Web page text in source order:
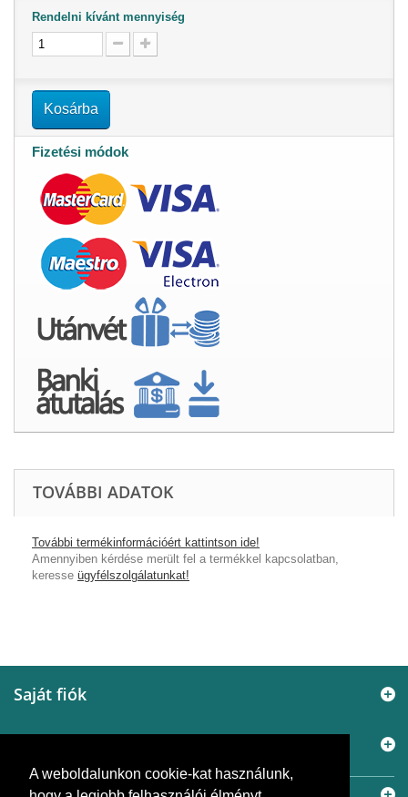
A weboldalunkon cookie-kat használunk,
Rendelni kívánt mennyiség
Kosárba
Fizetési módok
TOVÁBBI ADATOK
További termékinformációért kattintson ide!
Amennyiben kérdése merült fel a termékkel kapcsolatban,
keresse ügyfélszolgálatunkat!
Saját fiók